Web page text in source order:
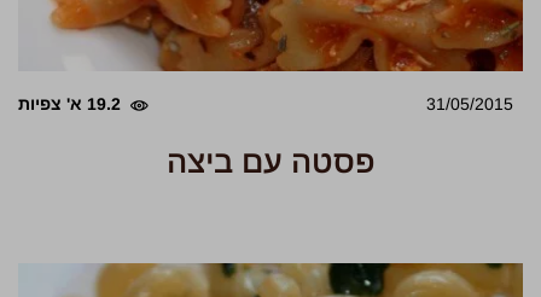
31/05/2015 19.2 א' צפיות
פסטה עם ביצה